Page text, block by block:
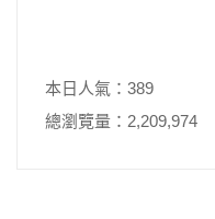
本日人氣：389
總瀏覽量：2,209,974